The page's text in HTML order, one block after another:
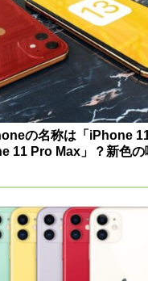
の名称は「iPhone
11 Pro Max」？新色の